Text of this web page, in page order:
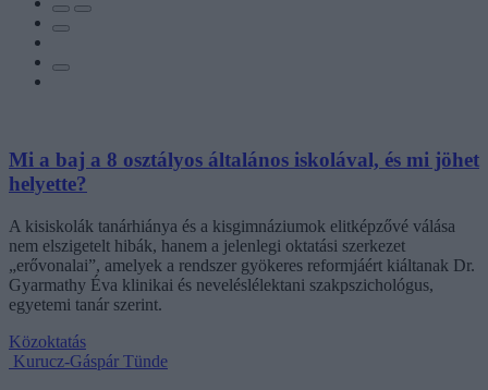
Mi a baj a 8 osztályos általános iskolával, és mi jöhet
helyette?
A kisiskolák tanárhiánya és a kisgimnáziumok elitképzővé válása
nem elszigetelt hibák, hanem a jelenlegi oktatási szerkezet
„erővonalai”, amelyek a rendszer gyökeres reformjáért kiáltanak Dr.
Gyarmathy Éva klinikai és neveléslélektani szakpszichológus,
egyetemi tanár szerint.
Közoktatás
Kurucz-Gáspár Tünde